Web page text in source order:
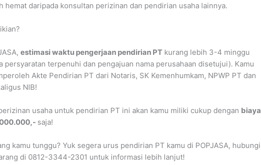
hemat daripada konsultan perizinan dan pendirian usaha lainnya.
estimasi waktu pengerjaan pendirian PT kurang lebih 3-4 minggu
persyaratan terpenuhi dan pengajuan nama perusahaan disetujui). Kamu
Akte Pendirian PT dari Notaris, SK Kemenhumkam, NPWP PT dan
NIB!
usaha untuk pendirian PT ini akan kamu miliki cukup dengan biaya
saja!
kamu tunggu? Yuk segera urus pendirian PT kamu di POPJASA, hubungi
di 0812-3344-2301 untuk informasi lebih lanjut!